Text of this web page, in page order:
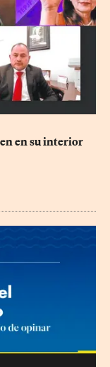
en su interior